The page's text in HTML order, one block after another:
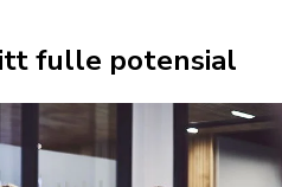
fulle potensial